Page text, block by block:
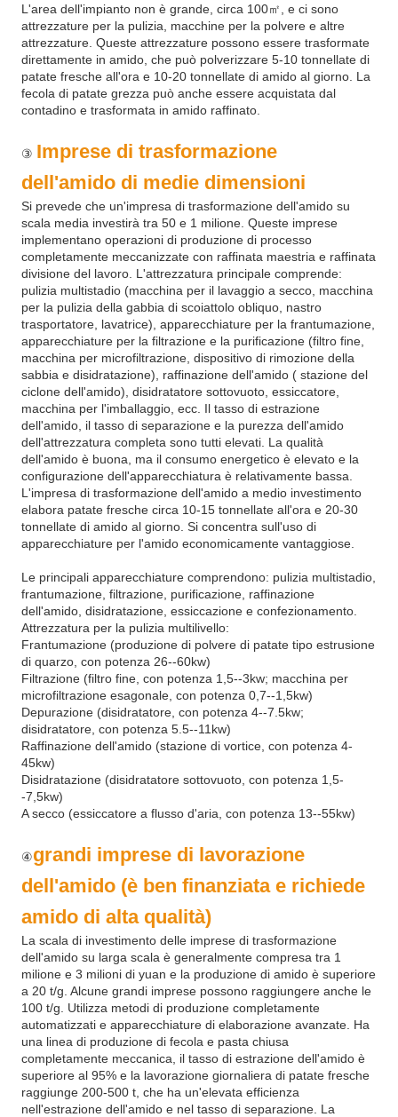
L'area dell'impianto non è grande, circa 100㎡, e ci sono
attrezzature per la pulizia, macchine per la polvere e altre
attrezzature. Queste attrezzature possono essere trasformate
direttamente in amido, che può polverizzare 5-10 tonnellate di
patate fresche all'ora e 10-20 tonnellate di amido al giorno. La
fecola di patate grezza può anche essere acquistata dal
contadino e trasformata in amido raffinato.
③ Imprese di trasformazione
dell'amido di medie dimensioni
Si prevede che un'impresa di trasformazione dell'amido su
scala media investirà tra 50 e 1 milione. Queste imprese
implementano operazioni di produzione di processo
completamente meccanizzate con raffinata maestria e raffinata
divisione del lavoro. L'attrezzatura principale comprende:
pulizia multistadio (macchina per il lavaggio a secco, macchina
per la pulizia della gabbia di scoiattolo obliquo, nastro
trasportatore, lavatrice), apparecchiature per la frantumazione,
apparecchiature per la filtrazione e la purificazione (filtro fine,
macchina per microfiltrazione, dispositivo di rimozione della
sabbia e disidratazione), raffinazione dell'amido ( stazione del
ciclone dell'amido), disidratatore sottovuoto, essiccatore,
macchina per l'imballaggio, ecc. Il tasso di estrazione
dell'amido, il tasso di separazione e la purezza dell'amido
dell'attrezzatura completa sono tutti elevati. La qualità
dell'amido è buona, ma il consumo energetico è elevato e la
configurazione dell'apparecchiatura è relativamente bassa.
L'impresa di trasformazione dell'amido a medio investimento
elabora patate fresche circa 10-15 tonnellate all'ora e 20-30
tonnellate di amido al giorno. Si concentra sull'uso di
apparecchiature per l'amido economicamente vantaggiose.
Le principali apparecchiature comprendono: pulizia multistadio,
frantumazione, filtrazione, purificazione, raffinazione
dell'amido, disidratazione, essiccazione e confezionamento.
Attrezzatura per la pulizia multilivello:
Frantumazione (produzione di polvere di patate tipo estrusione
di quarzo, con potenza 26--60kw)
Filtrazione (filtro fine, con potenza 1,5--3kw; macchina per
microfiltrazione esagonale, con potenza 0,7--1,5kw)
Depurazione (disidratatore, con potenza 4--7.5kw;
disidratatore, con potenza 5.5--11kw)
Raffinazione dell'amido (stazione di vortice, con potenza 4-
45kw)
Disidratazione (disidratatore sottovuoto, con potenza 1,5-
-7,5kw)
A secco (essiccatore a flusso d'aria, con potenza 13--55kw)
④grandi imprese di lavorazione
dell'amido (è ben finanziata e richiede
amido di alta qualità)
La scala di investimento delle imprese di trasformazione
dell'amido su larga scala è generalmente compresa tra 1
milione e 3 milioni di yuan e la produzione di amido è superiore
a 20 t/g. Alcune grandi imprese possono raggiungere anche le
100 t/g. Utilizza metodi di produzione completamente
automatizzati e apparecchiature di elaborazione avanzate. Ha
una linea di produzione di fecola e pasta chiusa
completamente meccanica, il tasso di estrazione dell'amido è
superiore al 95% e la lavorazione giornaliera di patate fresche
raggiunge 200-500 t, che ha un'elevata efficienza
nell'estrazione dell'amido e nel tasso di separazione. La